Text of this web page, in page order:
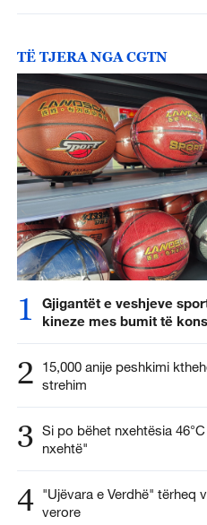
TË TJERA NGA CGTN
1
Gjigantët e veshjeve
kineze mes bumit të
2
15,000 anije peshkimi
strehim
3 Si po bëhet nxehtësia
nxehtë"
4 "Ujëvara e Verdhë" tërheq
verore